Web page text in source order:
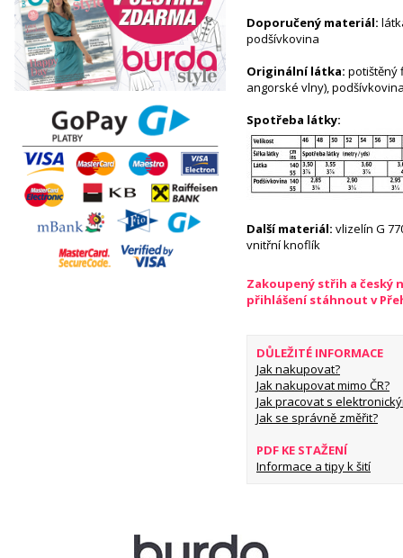
Doporučený materiál:
podšívkovina
Originální látka: potištěný
angorské vlny),
Spotřeba látky:
Další materiál: vlizelín G
vnitřní knoflík
Zakoupený střih a český
přihlášení stáhnout v
DŮLEŽITÉ INFORMACE
Jak nakupovat?
Jak nakupovat mimo ČR?
Jak pracovat s
Jak se správně změřit?
PDF KE STAŽENÍ
Informace a tipy k šití